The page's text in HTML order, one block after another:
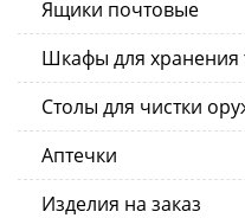
Ящики почтовые
Шкафы для хранения
Столы для чистки
Аптечки
Изделия на заказ